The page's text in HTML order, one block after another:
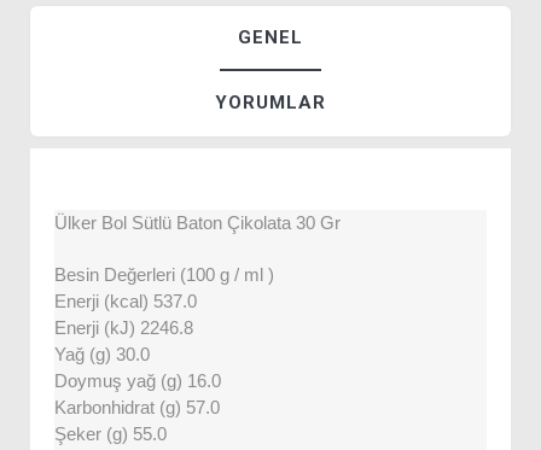
GENEL
YORUMLAR
Ülker Bol Sütlü Baton Çikolata 30 Gr
Besin Değerleri (100 g / ml )
Enerji (kcal) 537.0
Enerji (kJ) 2246.8
Yağ (g) 30.0
Doymuş yağ (g) 16.0
Karbonhidrat (g) 57.0
Şeker (g) 55.0